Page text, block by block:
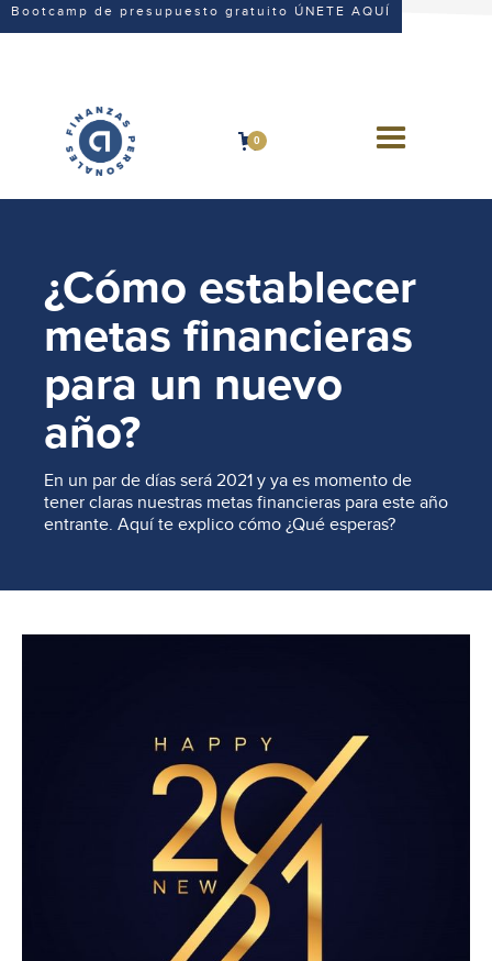
Bootcamp de presupuesto gratuito ÚNETE AQUÍ
0
¿Cómo establecer
metas financieras
para un nuevo
año?
En un par de días será 2021 y ya es momento de
tener claras nuestras metas financieras para este año
entrante. Aquí te explico cómo ¿Qué esperas?